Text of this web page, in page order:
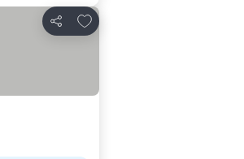
Teilen
Zu Favoriten hinzufügen